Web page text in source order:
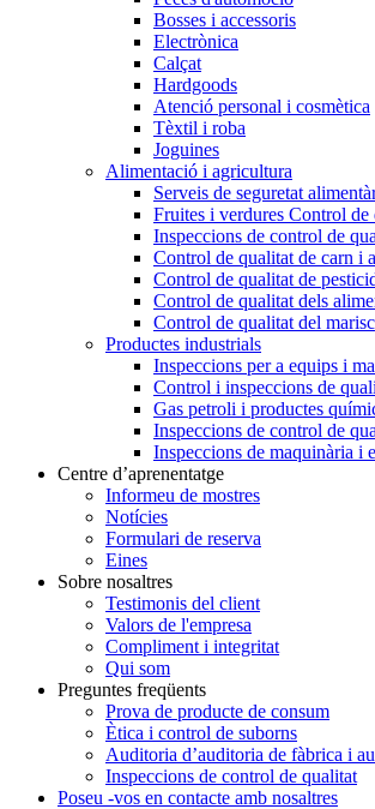
Bosses i accessoris
Electrònica
Calçat
Hardgoods
Atenció personal i cosmètica
Tèxtil i roba
Joguines
Alimentació i agricultura
Serveis de seguretat
Fruites i verdures Control de
Inspeccions de control de
Control de qualitat de carn i
Control de qualitat de
Control de qualitat dels
Control de qualitat del marisc
Productes industrials
Inspeccions per a equips i
Control i inspeccions de
Gas petroli i productes
Inspeccions de control de
Inspeccions de maquinària i
Centre d’aprenentatge
Informeu de mostres
Notícies
Formulari de reserva
Eines
Sobre nosaltres
Testimonis del client
Valors de l'empresa
Compliment i integritat
Qui som
Preguntes freqüents
Prova de producte de consum
Ètica i control de suborns
Auditoria d’auditoria de fàbrica i
Inspeccions de control de qualitat
Poseu -vos en contacte amb nosaltres